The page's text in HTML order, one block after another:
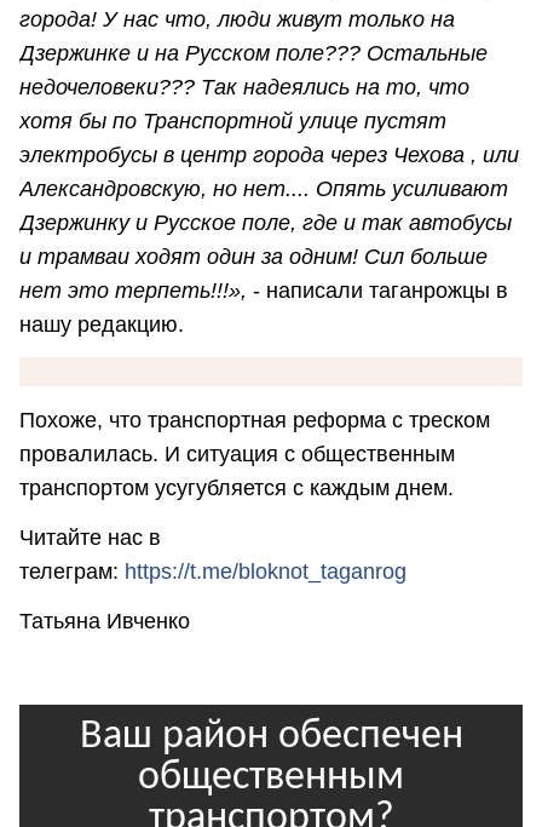
города! У нас что, люди живут только на
Дзержинке и на Русском поле??? Остальные
недочеловеки??? Так надеялись на то, что
хотя бы по Транспортной улице пустят
электробусы в центр города через Чехова , или
Александровскую, но нет.... Опять усиливают
Дзержинку и Русское поле, где и так автобусы
и трамваи ходят один за одним! Сил больше
нет это терпеть!!!», - написали таганрожцы в
нашу редакцию.
Похоже, что транспортная реформа с треском
провалилась. И ситуация с общественным
транспортом усугубляется с каждым днем.
Читайте нас в
телеграм: https://t.me/bloknot_taganrog
Татьяна Ивченко